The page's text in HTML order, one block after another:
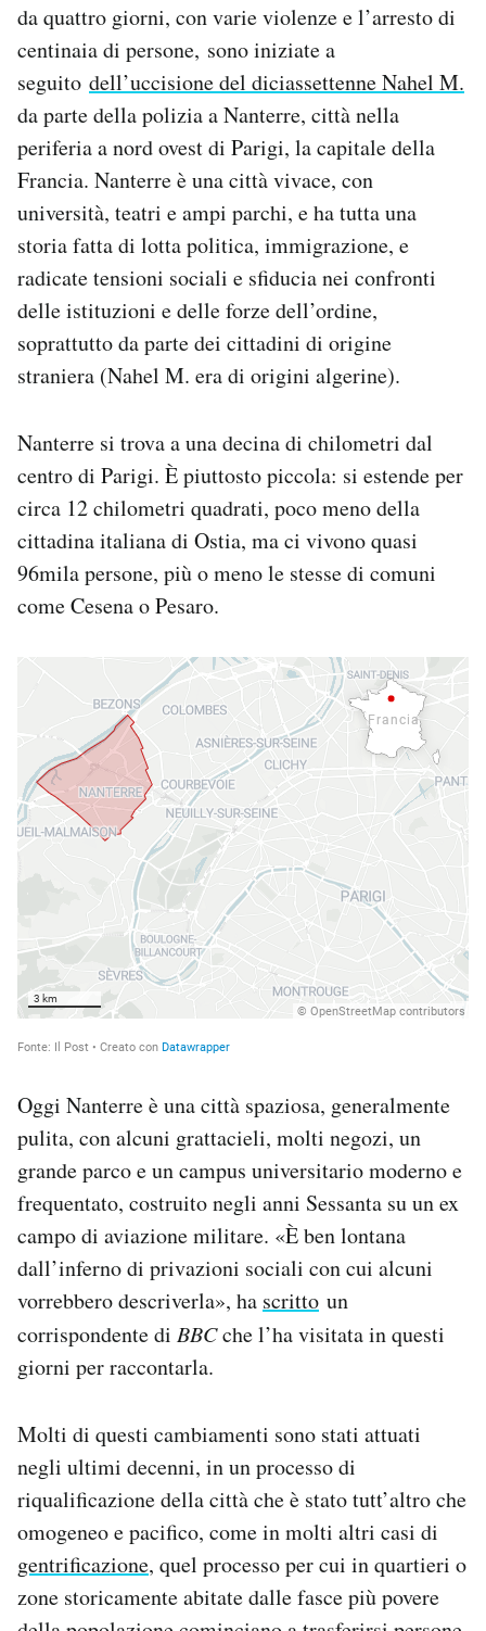
CALENDARIO
AREA PERSONALE
Area Personale
Newsletter
Notifiche mobile
Regala il Post
Hai bisogno di aiuto?
Esci
da quattro giorni, con varie violenze e l’arresto di
centinaia di persone, sono iniziate a
seguito dell’uccisione del diciassettenne Nahel M.
da parte della polizia a Nanterre, città nella
periferia a nord ovest di Parigi, la capitale della
Francia. Nanterre è una città vivace, con
università, teatri e ampi parchi, e ha tutta una
storia fatta di lotta politica, immigrazione, e
radicate tensioni sociali e sfiducia nei confronti
delle istituzioni e delle forze dell’ordine,
soprattutto da parte dei cittadini di origine
straniera (Nahel M. era di origini algerine).
Nanterre si trova a una decina di chilometri dal
centro di Parigi. È piuttosto piccola: si estende per
circa 12 chilometri quadrati, poco meno della
cittadina italiana di Ostia, ma ci vivono quasi
96mila persone, più o meno le stesse di comuni
come Cesena o Pesaro.
Oggi Nanterre è una città spaziosa, generalmente
pulita, con alcuni grattacieli, molti negozi, un
grande parco e un campus universitario moderno e
frequentato, costruito negli anni Sessanta su un ex
campo di aviazione militare. «È ben lontana
dall’inferno di privazioni sociali con cui alcuni
vorrebbero descriverla», ha scritto un
corrispondente di BBCche l’ha visitata in questi
giorni per raccontarla.
Molti di questi cambiamenti sono stati attuati
negli ultimi decenni, in un processo di
riqualificazione della città che è stato tutt’altro che
omogeneo e pacifico, come in molti altri casi di
gentrificazione, quel processo per cui in quartieri o
zone storicamente abitate dalle fasce più povere